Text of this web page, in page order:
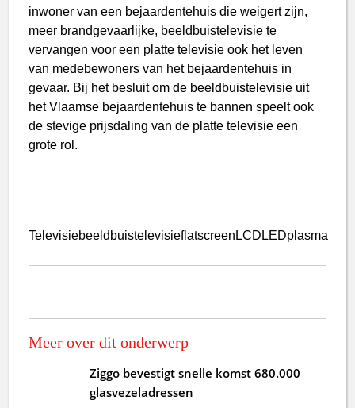
inwoner van een bejaardentehuis die weigert zijn,
meer brandgevaarlijke, beeldbuistelevisie te
vervangen voor een platte televisie ook het leven
van medebewoners van het bejaardentehuis in
gevaar. Bij het besluit om de beeldbuistelevisie uit
het Vlaamse bejaardentehuis te bannen speelt ook
de stevige prijsdaling van de platte televisie een
grote rol.
Televisiebeeldbuistelevisieflatscreen LCD LEDplasma
Meer over dit onderwerp
Ziggo bevestigt snelle komst 680.000
glasvezeladressen